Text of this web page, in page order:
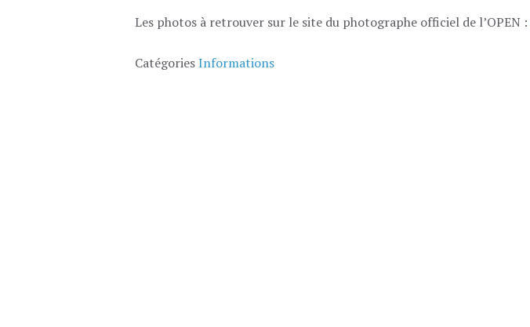
Les photos à retrouver sur le site du photographe officiel de l’OPEN :
CatégoriesInformations